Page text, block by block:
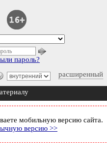
расширенный
пароль?
мобильную версию сайта.
версию >>